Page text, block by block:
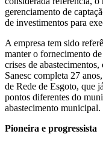
gerenciamento de
de investimentos para
A empresa tem sido
manter o fornecimento
crises de
Sanesc completa 27
de Rede de Esgoto, que
pontos diferentes do
abastecimento municipal.
Pioneira e progressista